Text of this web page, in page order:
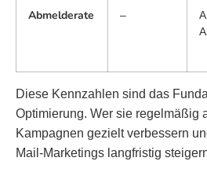
Abmelderate –
Diese Kennzahlen sind das
Optimierung. Wer sie regelmäßig
Kampagnen gezielt verbessern
Mail-Marketings langfristig